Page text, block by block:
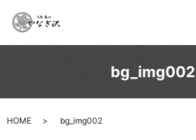
bg_img002
HOME bg_img002